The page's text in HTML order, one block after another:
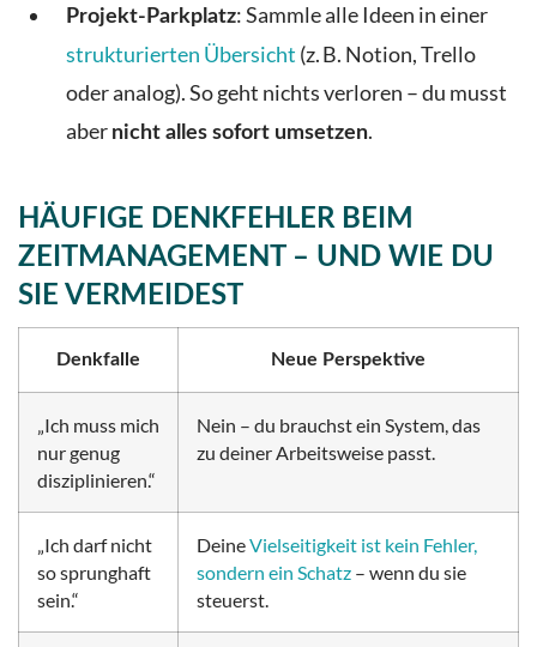
Projekt-Parkplatz: Sammle alle Ideen in einer
strukturierten Übersicht (z. B. Notion, Trello
oder analog). So geht nichts verloren – du musst
aber nicht alles sofort umsetzen.
HÄUFIGE DENKFEHLER BEIM
ZEITMANAGEMENT – UND WIE DU
SIE VERMEIDEST
Denkfalle Neue Perspektive
„Ich muss mich
nur genug
disziplinieren.“
Nein – du brauchst ein System, das
zu deiner Arbeitsweise passt.
„Ich darf nicht
so sprunghaft
sein.“
DeineVielseitigkeit ist kein Fehler,
sondern ein Schatz – wenn du sie
steuerst.